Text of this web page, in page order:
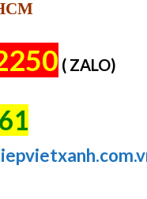
( ZALO)